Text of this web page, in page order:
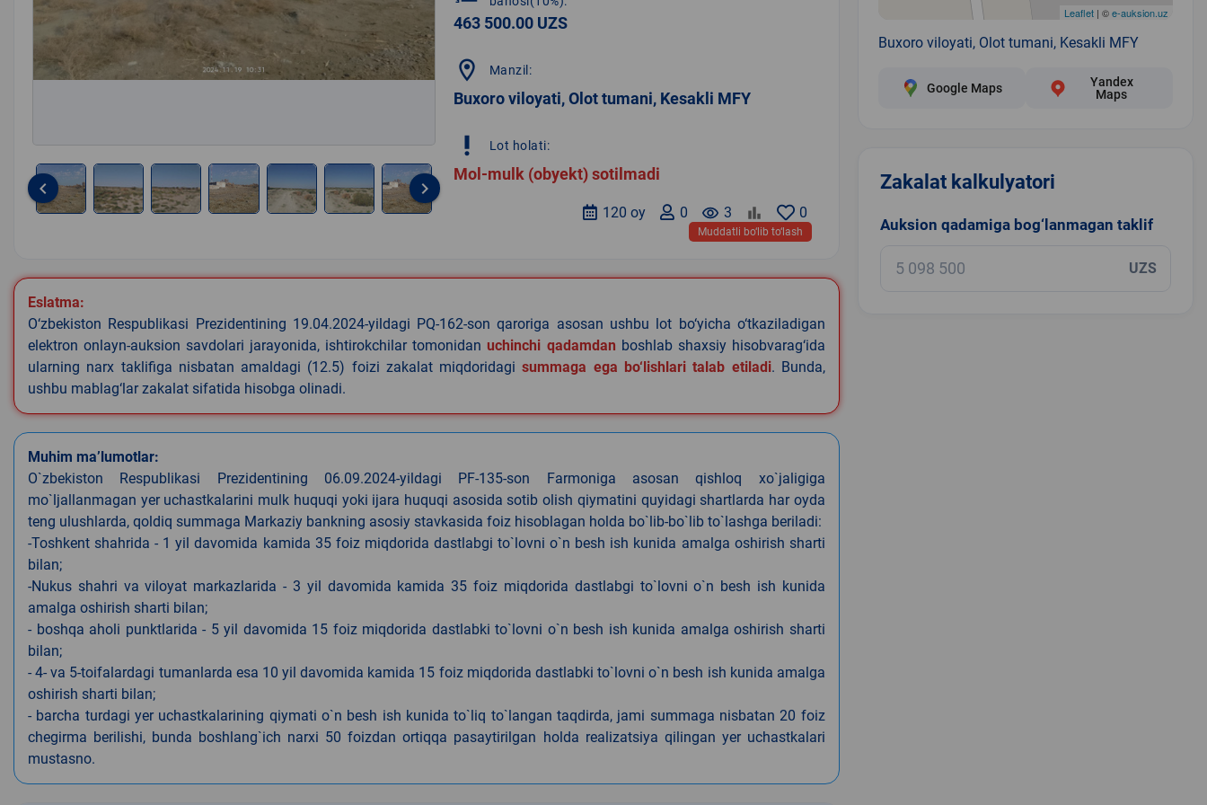
8
keyboard_arrow_left keyboard_arrow_right
463 500.00 UZS
location_on Manzil:
Buxoro viloyati, Olot tumani, Kesakli MFY
priority_high Lot holati:
Mol-mulk (obyekt) sotilmadi
0
remove_red_eye 3
0
120 oy
Muddatli bo‘lib to‘lash
Eslatma:
O‘zbekiston Respublikasi Prezidentining 19.04.2024-yildagi PQ-162-son qaroriga asosan ushbu lot bo‘yicha o‘tkaziladigan
elektron onlayn-auksion savdolari jarayonida, ishtirokchilar tomonidanuchinchi qadamdan boshlab shaxsiy hisobvarag‘ida
ularning narx taklifiga nisbatan amaldagi (12.5) foizi zakalat miqdoridagisummaga ega bo‘lishlari talab etiladi. Bunda,
ushbu mablag‘lar zakalat sifatida hisobga olinadi.
Muhim ma’lumotlar:
O`zbekiston Respublikasi Prezidentining 06.09.2024-yildagi PF-135-son Farmoniga asosan qishloq xo`jaligiga
mo`ljallanmagan yer uchastkalarini mulk huquqi yoki ijara huquqi asosida sotib olish qiymatini quyidagi shartlarda har oyda
teng ulushlarda, qoldiq summaga Markaziy bankning asosiy stavkasida foiz hisoblagan holda bo`lib-bo`lib to`lashga beriladi:
-Toshkent shahrida - 1 yil davomida kamida 35 foiz miqdorida dastlabgi to`lovni o`n besh ish kunida amalga oshirish sharti
bilan;
-Nukus shahri va viloyat markazlarida - 3 yil davomida kamida 35 foiz miqdorida dastlabgi to`lovni o`n besh ish kunida
amalga oshirish sharti bilan;
- boshqa aholi punktlarida - 5 yil davomida 15 foiz miqdorida dastlabki to`lovni o`n besh ish kunida amalga oshirish sharti
bilan;
- 4- va 5-toifalardagi tumanlarda esa 10 yil davomida kamida 15 foiz miqdorida dastlabki to`lovni o`n besh ish kunida amalga
oshirish sharti bilan;
- barcha turdagi yer uchastkalarining qiymati o`n besh ish kunida to`liq to`langan taqdirda, jami summaga nisbatan 20 foiz
chegirma berilishi, bunda boshlang`ich narxi 50 foizdan ortiqqa pasaytirilgan holda realizatsiya qilingan yer uchastkalari
mustasno.
Leaflet| ©e-auksion.uz
Buxoro viloyati, Olot tumani, Kesakli MFY
Google Maps
Yandex
Maps
Zakalat kalkulyatori
Auksion qadamiga bog‘lanmagan taklif
UZS